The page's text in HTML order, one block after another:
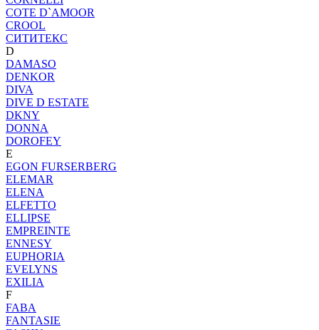
COTE D`AMOOR
CROOL
CИТИТЕКС
D
DAMASO
DENKOR
DIVA
DIVE D ESTATE
DKNY
DONNA
DOROFEY
E
EGON FURSERBERG
ELEMAR
ELENA
ELFETTO
ELLIPSE
EMPREINTE
ENNESY
EUPHORIA
EVELYNS
EXILIA
F
FABA
FANTASIE